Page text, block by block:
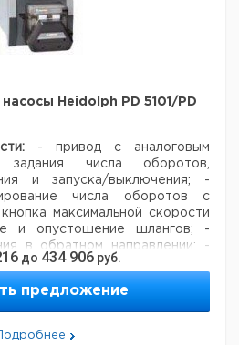
с горловиной от 20 до
по низкой цене.
Heidolph PD 5101/PD
- привод с аналоговым
числа оборотов,
и запуска/выключения; -
числа оборотов с
максимальной скорости
и опустошение шлангов; -
в обратном направлении; -
двух насосов друг над
IP 55.
- привод насоса со всеми
свойствами;- число оборотов:
с одноканальными
до 434 906 руб.
предложение
Подробнее